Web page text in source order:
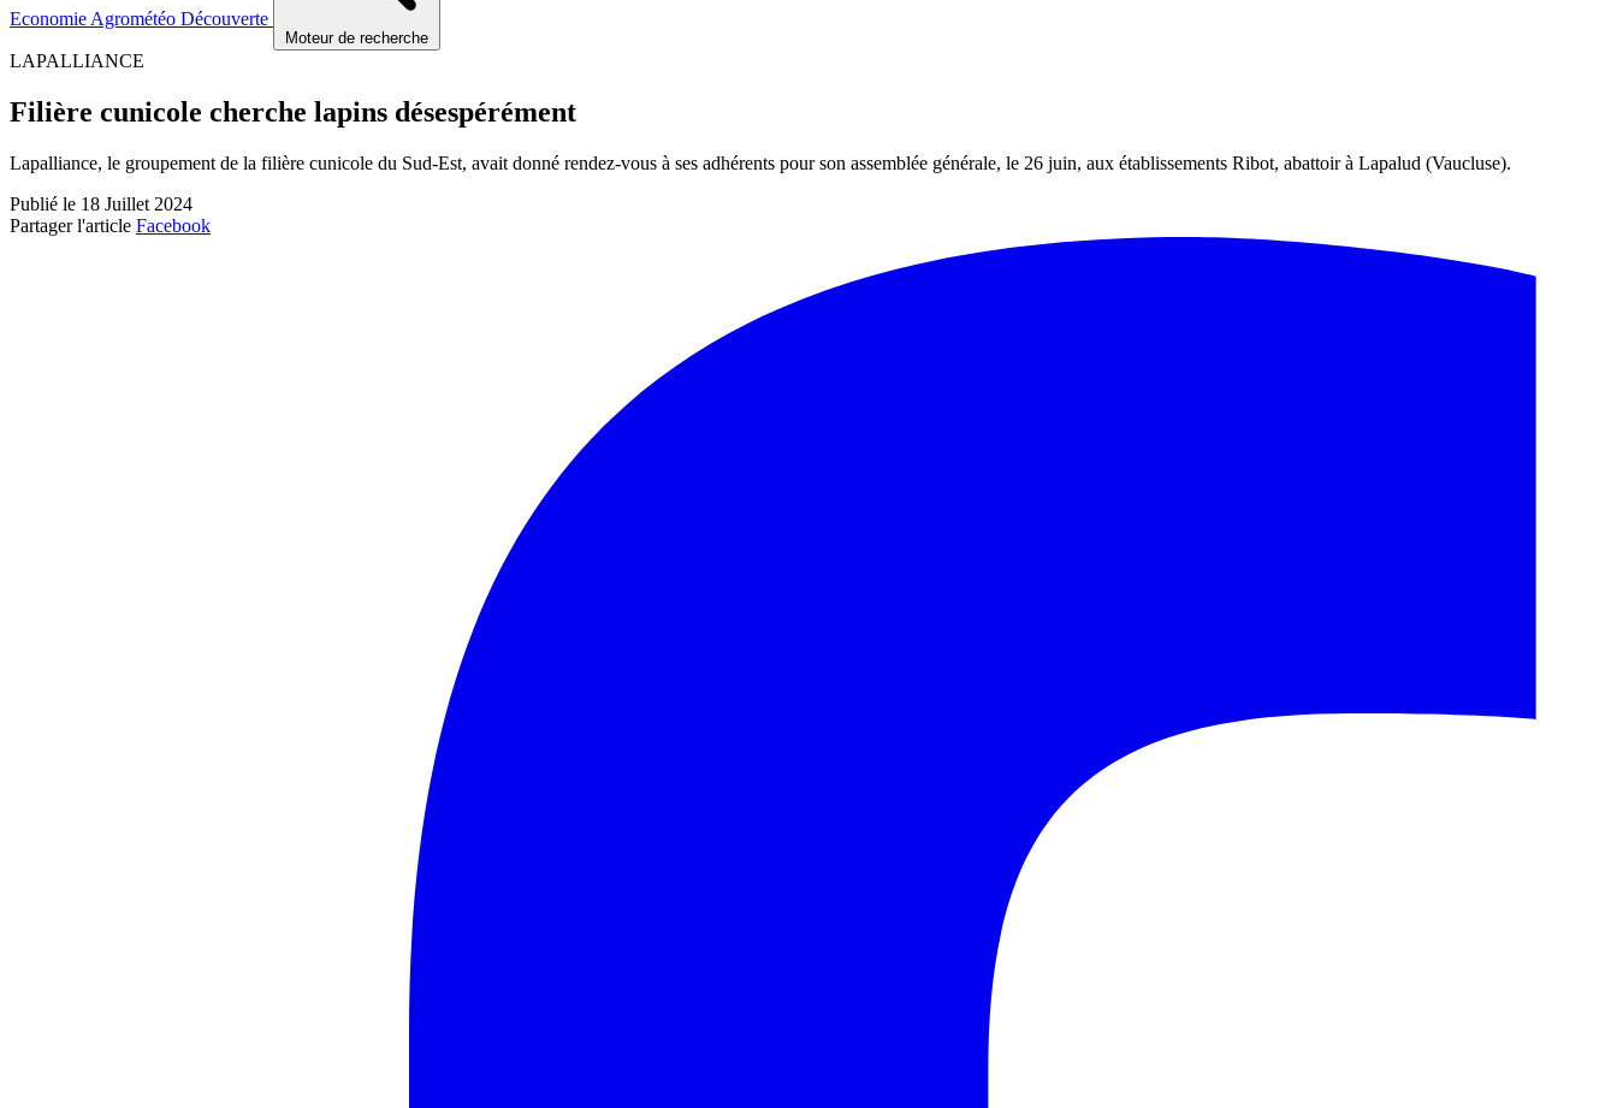
Economie Agrométéo Découverte
Moteur de recherche
LAPALLIANCE
Filière cunicole cherche lapins désespérément
Lapalliance, le groupement de la filière cunicole du Sud-Est, avait donné rendez-vous à ses adhérents pour son assemblée générale, le 26 juin, aux établissements Ribot, abattoir à Lapalud (Vaucluse).
Publié le 18 Juillet 2024
Partager l'article Facebook